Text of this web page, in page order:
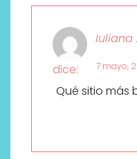
Iuliana
dice:
7 mayo,
Qué sitio más